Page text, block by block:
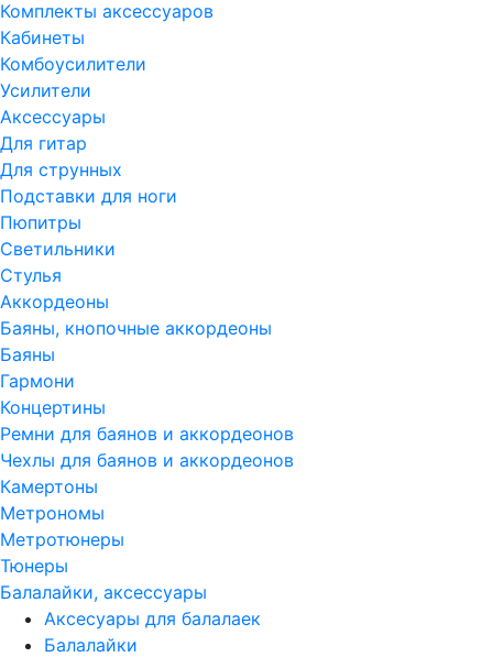
Комплекты аксессуаров
Кабинеты
Комбоусилители
Усилители
Аксессуары
Для гитар
Для струнных
Подставки для ноги
Пюпитры
Светильники
Стулья
Аккордеоны
Баяны, кнопочные аккордеоны
Баяны
Гармони
Концертины
Ремни для баянов и аккордеонов
Чехлы для баянов и аккордеонов
Камертоны
Метрономы
Метротюнеры
Тюнеры
Балалайки, аксессуары
Аксесуары для балалаек
Балалайки